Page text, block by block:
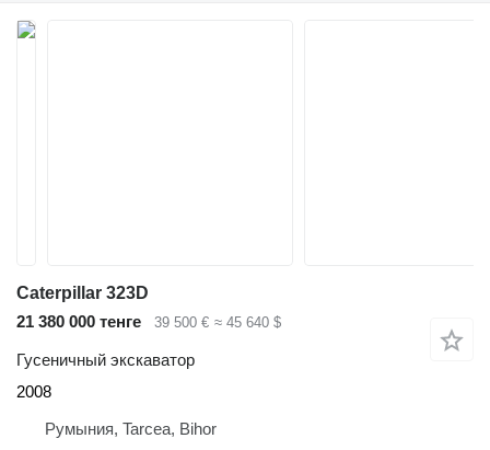
Caterpillar 323D
21 380 000 тенге
39 500 € ≈ 45 640 $
Гусеничный экскаватор
2008
Румыния, Tarcea, Bihor